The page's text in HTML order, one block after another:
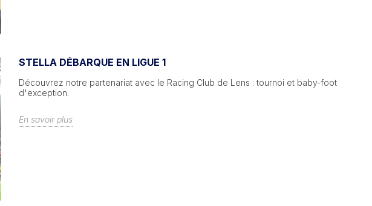
STELLA DÉBARQUE EN LIGUE 1
Découvrez notre partenariat avec le Racing Club de Lens : tournoi et baby-foot
d'exception.
En savoir plus